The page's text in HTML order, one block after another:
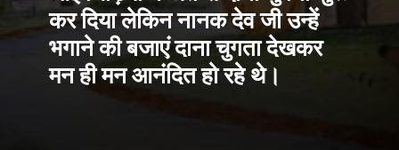
कर दिया लेकिन नानक देव जी उन्हें
भगाने की बजाएं दाना चुगता देखकर
मन ही मन आनंदित हो रहे थे।